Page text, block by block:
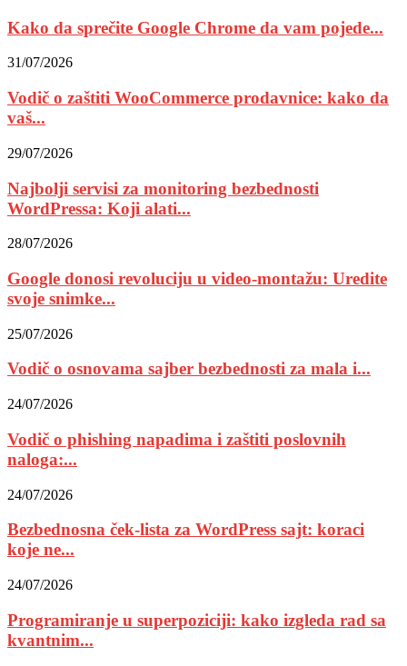
Kako da sprečite Google Chrome da vam pojede...
31/07/2026
Vodič o zaštiti WooCommerce prodavnice: kako da
vaš...
29/07/2026
Najbolji servisi za monitoring bezbednosti
WordPressa: Koji alati...
28/07/2026
Google donosi revoluciju u video-montažu: Uredite
svoje snimke...
25/07/2026
Vodič o osnovama sajber bezbednosti za mala i...
24/07/2026
Vodič o phishing napadima i zaštiti poslovnih
naloga:...
24/07/2026
Bezbednosna ček-lista za WordPress sajt: koraci
koje ne...
24/07/2026
Programiranje u superpoziciji: kako izgleda rad sa
kvantnim...